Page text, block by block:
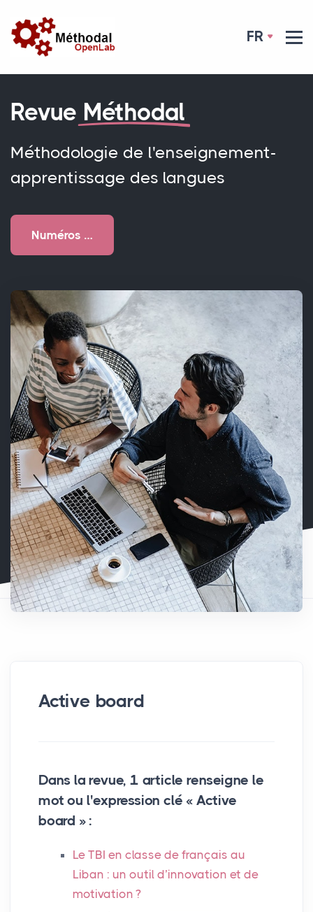
FR
Revue Méthodal
Méthodologie de l'enseignement-
apprentissage des langues
Numéros …
Active board
Dans la revue, 1 article renseigne le
mot ou l'expression clé « Active
board » :
Le TBI en classe de français au
Liban : un outil d’innovation et de
motivation ?